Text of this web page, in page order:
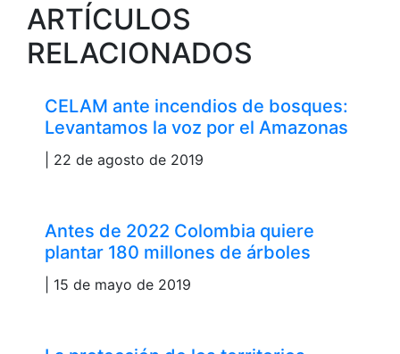
ARTÍCULOS
RELACIONADOS
CELAM ante incendios de bosques:
Levantamos la voz por el Amazonas
| 22 de agosto de 2019
Antes de 2022 Colombia quiere
plantar 180 millones de árboles
| 15 de mayo de 2019